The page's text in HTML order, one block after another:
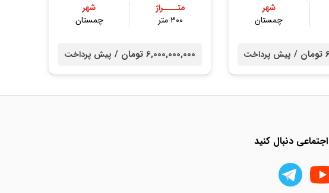
شهر
چمستان
/ پیش پرداخت
متــــراژ
۳۰۰ متر
شهر
چمستان
6,000,000,000 تومان / پیش پرداخت
دنبال کنید